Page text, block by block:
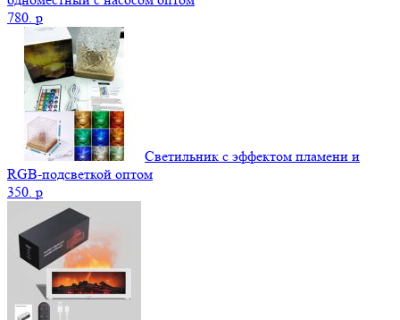
780. p
Светильник с эффектом пламени и
RGB-подсветкой оптом
350. p